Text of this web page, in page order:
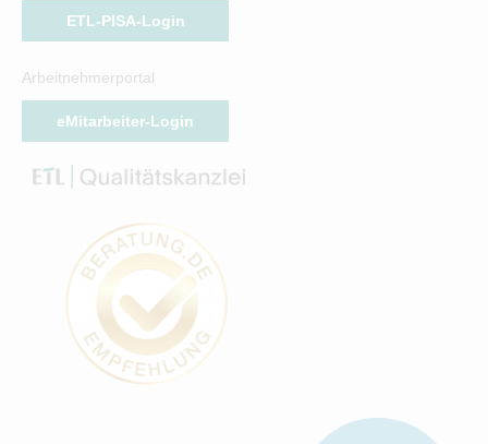
ETL-PISA-Login
Arbeitnehmerportal
eMitarbeiter-Login